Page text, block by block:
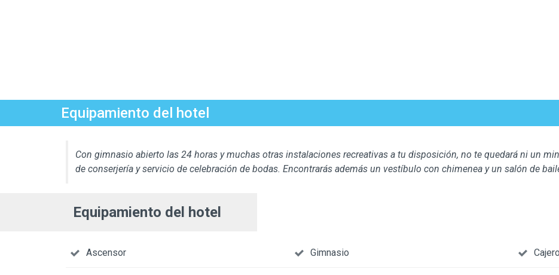
Equipamiento del hotel
Con gimnasio abierto las 24 horas y muchas otras instalaciones recreativas a tu disposición, no te quedará ni un
de conserjería y servicio de celebración de bodas. Encontrarás además un vestíbulo con chimenea y un salón de
Equipamiento del hotel
Ascensor Gimnasio